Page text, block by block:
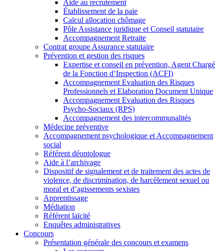
Aide au recrutement
Établissement de la paie
Calcul allocation chômage
Pôle Assistance juridique et Conseil statutaire
Accompagnement Retraite
Contrat groupe Assurance statutaire
Prévention et gestion des risques
Expertise et conseil en prévention, Agent Chargé
de la Fonction d’Inspection (ACFI)
Accompagnement Evaluation des Risques
Professionnels et Elaboration Document Unique
Accompagnement Evaluation des Risques
Psycho-Sociaux (RPS)
Accompagnement des intercommunalités
Médecine préventive
Accompagnement psychologique et Accompagnement
social
Référent déontologue
Aide à l’archivage
Dispositif de signalement et de traitement des actes de
violence, de discrimination, de harcèlement sexuel ou
moral et d’agissements sexistes
Apprentissage
Médiation
Référent laïcité
Enquêtes administratives
Concours
Présentation générale des concours et examens